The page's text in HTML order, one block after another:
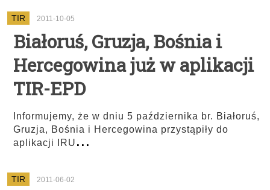
TIR 2011-10-05
Białoruś, Gruzja, Bośnia i
Hercegowina już w aplikacji
TIR-EPD
Informujemy, że w dniu 5 października br. Białoruś,
Gruzja, Bośnia i Hercegowina przystąpiły do
aplikacji IRU...
TIR 2011-06-02